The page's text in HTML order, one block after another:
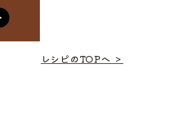
レシピのTOPへ ＞